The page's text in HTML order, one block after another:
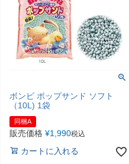
ボンビ ポップサンド ソフト
（10L) 1袋
同梱A
販売価格 ¥1,990税込
カートに入れる